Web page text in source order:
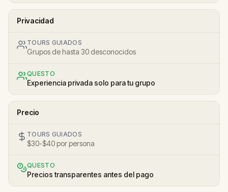
Privacidad
TOURS GUIADOS
Grupos de hasta 30 desconocidos
QUESTO
Experiencia privada solo para tu grupo
Precio
TOURS GUIADOS
$30-$40 por persona
QUESTO
Precios transparentes antes del pago